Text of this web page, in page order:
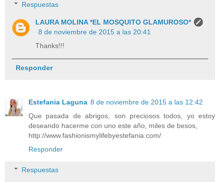
Respuestas
LAURA MOLINA *EL MOSQUITO GLAMUROSO*
8 de noviembre de 2015 a las 20:41
Thanks!!!
Responder
Estefania Laguna 8 de noviembre de 2015 a las 12:42
Que pasada de abrigos, son preciosos todos, yo estoy
deseando hacerme con uno este año, miles de besos,
http://www.fashionismylifebyestefania.com/
Responder
Respuestas